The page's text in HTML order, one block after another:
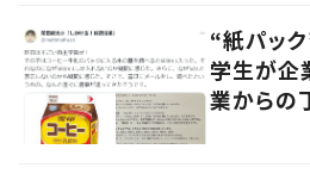
“紙パッ
学生が
業からの